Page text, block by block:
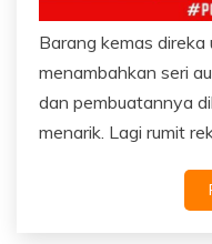
Barang kemas
menambahkan seri
dan pembuatannya
menarik. Lagi rumit